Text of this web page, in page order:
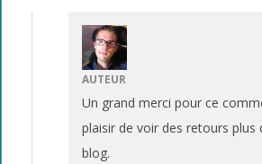
AUTEUR
Un grand merci pour ce
plaisir de voir des retours plus
blog.